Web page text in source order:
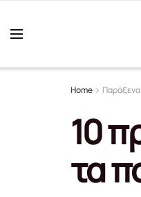
Home Παράξενα
10
τα